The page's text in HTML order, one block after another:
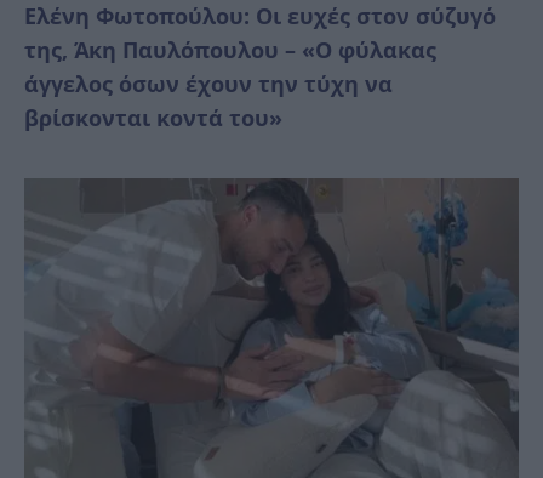
Ελένη Φωτοπούλου: Οι ευχές στον σύζυγό
της, Άκη Παυλόπουλου – «Ο φύλακας
άγγελος όσων έχουν την τύχη να
βρίσκονται κοντά του»